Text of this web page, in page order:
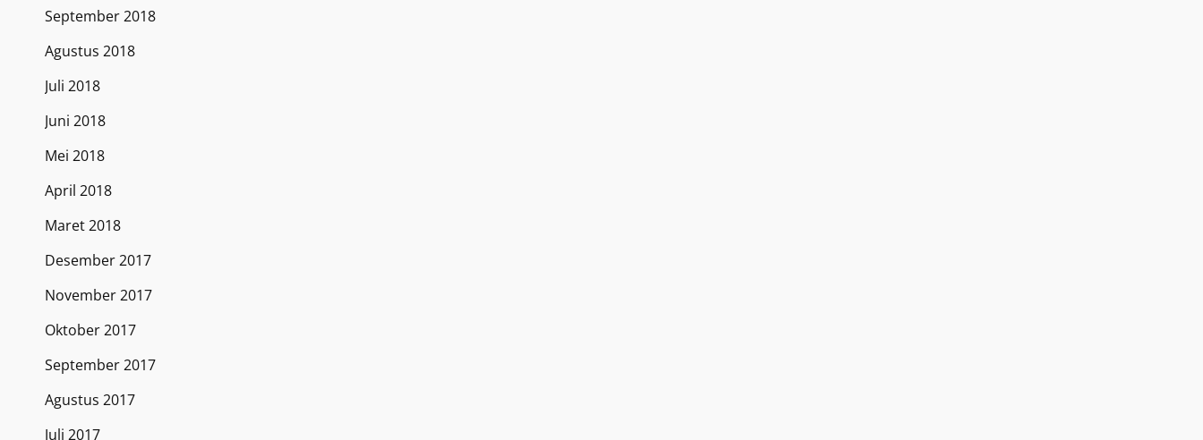
September 2018
Agustus 2018
Juli 2018
Juni 2018
Mei 2018
April 2018
Maret 2018
Desember 2017
November 2017
Oktober 2017
September 2017
Agustus 2017
Juli 2017